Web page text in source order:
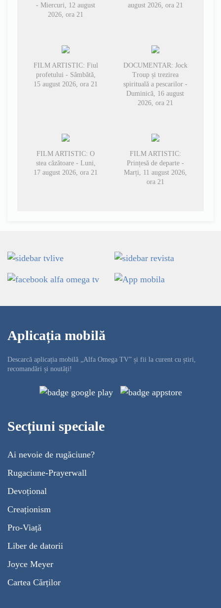
- Miercuri, 12 august
2026, ora 21
august 2026, ora 21
FILM ARTISTIC: Fiul
profetului - Sâmbătă,
15 august 2026, ora 21
DOCUMENTAR: Jock
Troup și trezirea
spirituală a pescarilor -
Duminică, 16 august
2026, ora 21
FILM ARTISTIC: O
stea căzătoare - Luni,
17 august 2026, ora 21
FILM ARTISTIC:
Prințesă de departe -
Marți, 11 august 2026,
ora 21
Aplicația mobilă
Descarcă aplicația mobilă „Alfa Omega TV” și fii la curent cu știri,
recomandări și noutăți!
Secțiuni speciale
Ai nevoie de rugăciune?
Rugaciune-Prayerwall
Devoțional
Creaționism
Pro-Viață
Liber de datorii
Joyce Meyer
Cartea Cărților